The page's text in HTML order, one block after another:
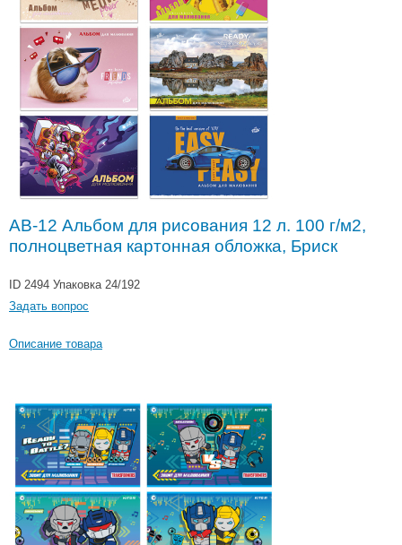
АВ-12 Альбом для рисования 12 л. 100 г/м2,
полноцветная картонная обложка, Бриск
ID 2494 Упаковка 24/192
Задать вопрос
Описание товара